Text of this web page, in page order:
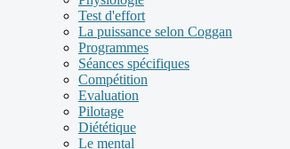
Test d'effort
La puissance selon Coggan
Programmes
Séances spécifiques
Compétition
Evaluation
Pilotage
Diététique
Le mental